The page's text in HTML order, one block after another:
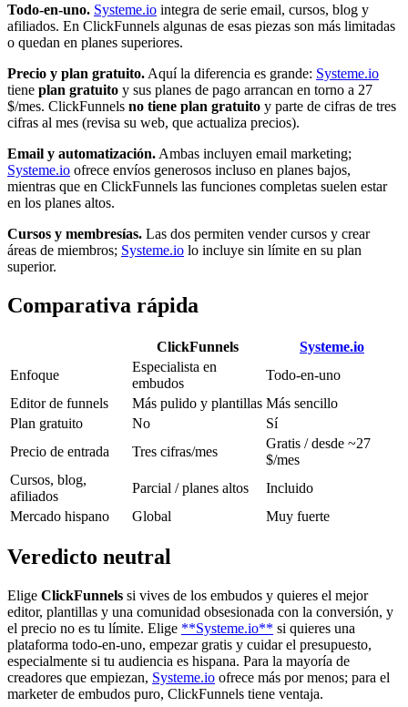
Todo-en-uno. Systeme.io integra de serie email, cursos, blog y
afiliados. En ClickFunnels algunas de esas piezas son más limitadas
o quedan en planes superiores.
Precio y plan gratuito. Aquí la diferencia es grande: Systeme.io
tiene plan gratuito y sus planes de pago arrancan en torno a 27
$/mes. ClickFunnels no tiene plan gratuito y parte de cifras de tres
cifras al mes (revisa su web, que actualiza precios).
Email y automatización. Ambas incluyen email marketing;
Systeme.io ofrece envíos generosos incluso en planes bajos,
mientras que en ClickFunnels las funciones completas suelen estar
en los planes altos.
Cursos y membresías. Las dos permiten vender cursos y crear
áreas de miembros; Systeme.io lo incluye sin límite en su plan
superior.
Comparativa rápida
ClickFunnels
Systeme.io
Enfoque
Especialista en
embudos
Todo-en-uno
Editor de funnels
Más pulido y plantillas Más sencillo
Plan gratuito
No
Sí
Precio de entrada
Tres cifras/mes
Gratis / desde ~27
$/mes
Cursos, blog,
afiliados
Parcial / planes altos
Incluido
Mercado hispano
Global Muy fuerte
Veredicto neutral
Elige ClickFunnels si vives de los embudos y quieres el mejor
editor, plantillas y una comunidad obsesionada con la conversión, y
el precio no es tu límite. Elige **Systeme.io** si quieres una
plataforma todo-en-uno, empezar gratis y cuidar el presupuesto,
especialmente si tu audiencia es hispana. Para la mayoría de
creadores que empiezan, Systeme.io ofrece más por menos; para el
marketer de embudos puro, ClickFunnels tiene ventaja.